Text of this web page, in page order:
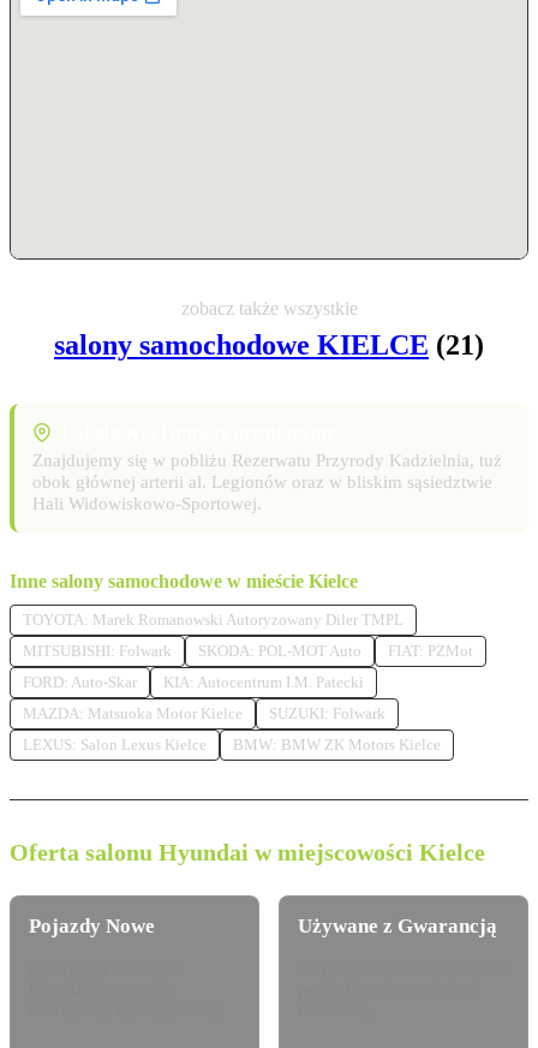
zobacz także wszystkie
salony samochodowe KIELCE (21)
Znajdujemy się w pobliżu Rezerwatu Przyrody Kadzielnia, tuż
obok głównej arterii al. Legionów oraz w bliskim sąsiedztwie
Hali Widowiskowo-Sportowej.
Inne salony samochodowe w mieście Kielce
TOYOTA: Marek Romanowski Autoryzowany Diler TMPL
MITSUBISHI: Folwark
SKODA: POL-MOT Auto
FIAT: PZMot
FORD: Auto-Skar
KIA: Autocentrum I.M. Patecki
MAZDA: Matsuoka Motor Kielce
SUZUKI: Folwark
LEXUS: Salon Lexus Kielce
BMW: BMW ZK Motors Kielce
Oferta salonu Hyundai w miejscowości Kielce
Pojazdy Nowe Używane z Gwarancją